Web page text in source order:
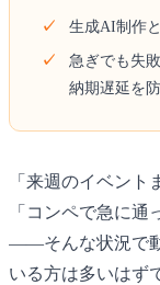
生成AI制作
急ぎでも失
納期遅延を
「来週のイベント
「コンペで急に通
――そんな状況で
いる方は多いはず